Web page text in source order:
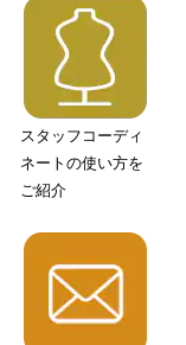
スタッフコーディ
ネートの使い方を
ご紹介